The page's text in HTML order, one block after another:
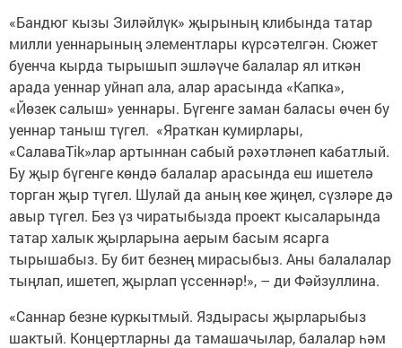
«Бандюг кызы Зиләйлүк» җырының клибында татар
милли уеннарының элементлары күрсәтелгән. Сюжет
буенча кырда тырышып эшләүче балалар ял иткән
арада уеннар уйнап ала, алар арасында «Капка»,
«Йөзек салыш» уеннары. Бүгенге заман баласы өчен бу
уеннар таныш түгел. «Яраткан кумирлары,
«СалаваTik»лар артыннан сабый рәхәтләнеп кабатлый.
Бу җыр бүгенге көндә балалар арасында еш ишетелә
торган җыр түгел. Шулай да аның көе җиңел, сүзләре дә
авыр түгел. Без үз чиратыбызда проект кысаларында
татар халык җырларына аерым басым ясарга
тырышабыз. Бу бит безнең мирасыбыз. Аны балалалар
тыңлап, ишетеп, җырлап үссеннәр!», – ди Фәйзуллина.
«Саннар безне куркытмый. Яздырасы җырларыбыз
шактый. Концертларны да тамашачылар, балалар һәм